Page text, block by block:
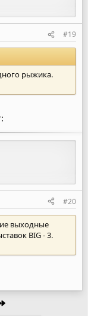
#19
рыжика.
#20
выходные
BIG - 3.